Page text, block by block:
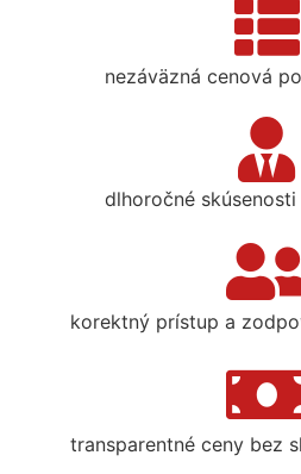
nezáväzná cenová
dlhoročné
korektný prístup a
transparentné ceny bez